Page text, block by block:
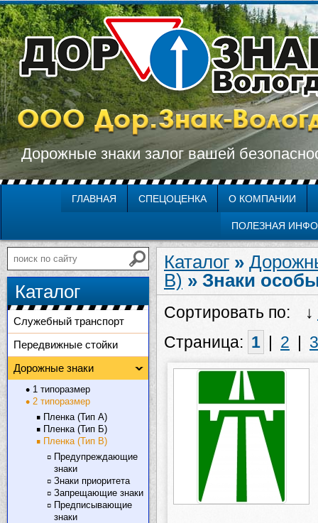
Дорожные знаки залог вашей
ГЛАВНАЯ СПЕЦОЦЕНКА О КОМПАНИИ
ПОЛЕЗНАЯ
Каталог
Служебный транспорт
Передвижные стойки
Дорожные знаки
1 типоразмер
2 типоразмер
Пленка (Тип А)
Пленка (Тип Б)
Пленка (Тип В)
Предупреждающие
знаки
Знаки приоритета
Запрещающие знаки
Предписывающие
знаки
Каталог »
В) » Знаки
Сортировать по:
Страница: 1 | 2 | 3